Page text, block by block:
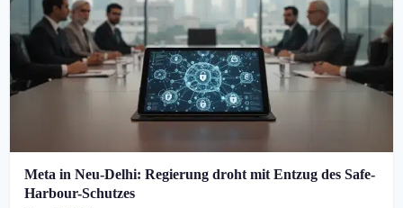
Meta in Neu-Delhi: Regierung droht mit Entzug des Safe-
Harbour-Schutzes